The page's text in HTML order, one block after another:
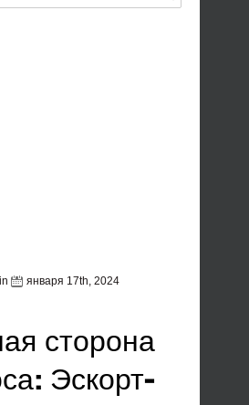
января 17th, 2024
сторона
Эскорт-